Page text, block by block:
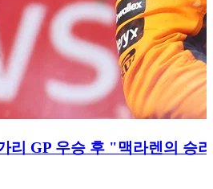
리 GP 우승 후 "맥라렌의 승